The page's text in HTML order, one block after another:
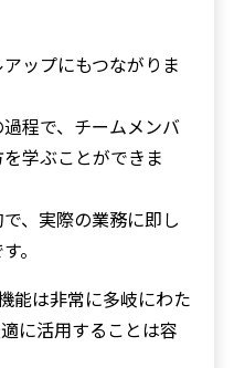
ップにもつながりま
程で、チームメンバ
学ぶことができま
、実際の業務に即し
。
能は非常に多岐にわた
に活用することは容